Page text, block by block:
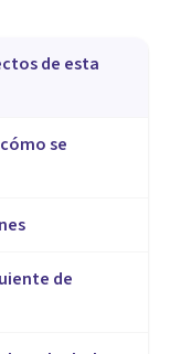
de esta
se
de